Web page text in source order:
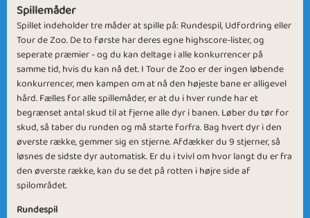
Winter Games On the Road
Brown Leaves This is the End
Spillemåder
Spillet indeholder tre måder at spille på: Rundespil, Udfordring eller
Tour de Zoo. De to første har deres egne highscore-lister, og
seperate præmier - og du kan deltage i alle konkurrencer på
samme tid, hvis du kan nå det. I Tour de Zoo er der ingen løbende
konkurrencer, men kampen om at nå den højeste bane er alligevel
hård. Fælles for alle spillemåder, er at du i hver runde har et
begrænset antal skud til at fjerne alle dyr i banen. Løber du tør for
skud, så taber du runden og må starte forfra. Bag hvert dyr i den
øverste række, gemmer sig en stjerne. Afdækker du 9 stjerner, så
løsnes de sidste dyr automatisk. Er du i tvivl om hvor langt du er fra
den øverste række, kan du se det på rotten i højre side af
spilområdet.
Rundespil